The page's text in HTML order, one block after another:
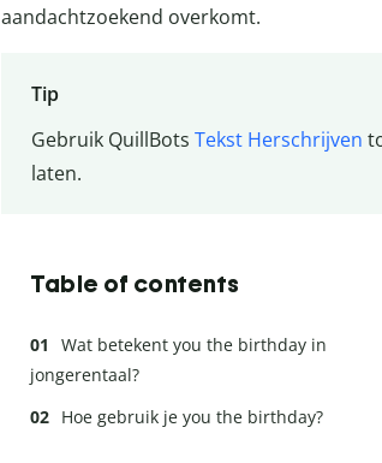
aandachtzoekend overkomt.
Tip
Gebruik QuillBots Tekst Herschrijven
laten.
Table of contents
Wat betekent you the birthday in
jongerentaal?
Hoe gebruik je you the birthday?